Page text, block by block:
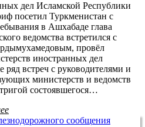
дел Исламской Республики
посетил Туркменистан с
в Ашхабаде глава
ведомства встретился с
провёл
иностранных дел
ряд встреч с руководителями и
министерств и ведомств
состоявшегося…